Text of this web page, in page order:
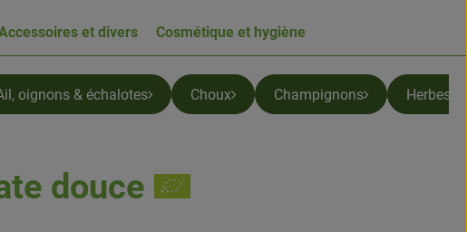
et divers Cosmétique et hygiène
oignons & échalotes Choux Champignons Herbes
douce
favoris